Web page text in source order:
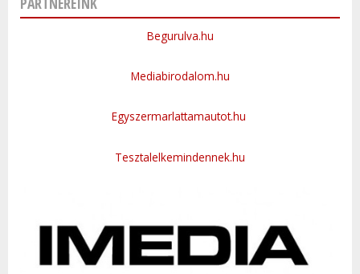
Begurulva.hu
Mediabirodalom.hu
Egyszermarlattamautot.hu
Tesztalelkemindennek.hu